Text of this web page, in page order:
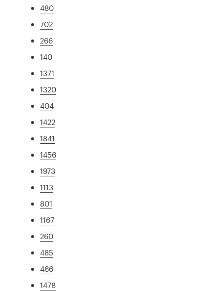
480
702
266
140
1371
1320
404
1422
1841
1456
1973
1113
801
1167
260
485
466
1478